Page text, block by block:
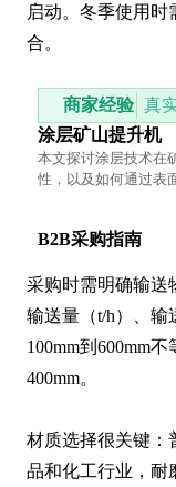
启动。冬季使用
合。
商家经验 真
涂层矿山提升机
本文探讨涂层技术在
性，以及如何通过表
B2B采购指南
采购时需明确输送
输送量（t/h）、输
100mm到600mm不
400mm。
材质选择很关键：
品和化工行业，耐